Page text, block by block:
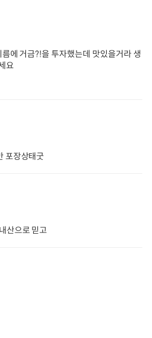
에 거금?!을 투자했는데 맛있을거라 생
요
만 포장상태굿
산으로 믿고